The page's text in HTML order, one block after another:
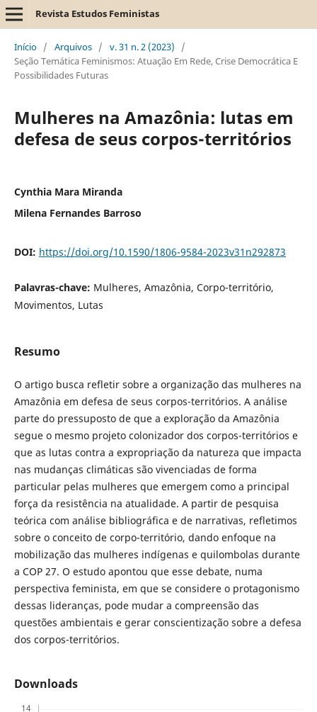
Revista Estudos Feministas
Início / Arquivos / v. 31 n. 2 (2023)
/
Seção Temática Feminismos: Atuação Em Rede, Crise Democrática E
Possibilidades Futuras
Mulheres na Amazônia: lutas em
defesa de seus corpos-territórios
Cynthia Mara Miranda
Milena Fernandes Barroso
DOI: https://doi.org/10.1590/1806-9584-2023v31n292873
Palavras-chave: Mulheres, Amazônia, Corpo-território,
Movimentos, Lutas
Resumo
O artigo busca refletir sobre a organização das mulheres na
Amazônia em defesa de seus corpos-territórios. A análise
parte do pressuposto de que a exploração da Amazônia
segue o mesmo projeto colonizador dos corpos-territórios e
que as lutas contra a expropriação da natureza que impacta
nas mudanças climáticas são vivenciadas de forma
particular pelas mulheres que emergem como a principal
força da resistência na atualidade. A partir de pesquisa
teórica com análise bibliográfica e de narrativas, refletimos
sobre o conceito de corpo-território, dando enfoque na
mobilização das mulheres indígenas e quilombolas durante
a COP 27. O estudo apontou que esse debate, numa
perspectiva feminista, em que se considere o protagonismo
dessas lideranças, pode mudar a compreensão das
questões ambientais e gerar conscientização sobre a defesa
dos corpos-territórios.
Downloads